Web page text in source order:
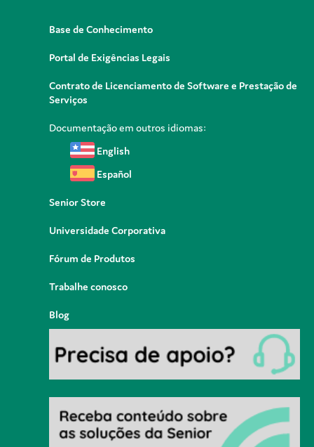
Base de Conhecimento
Portal de Exigências Legais
Contrato de Licenciamento de Software e Prestação de
Serviços
Documentação em outros idiomas:
English
Español
Senior Store
Universidade Corporativa
Fórum de Produtos
Trabalhe conosco
Blog